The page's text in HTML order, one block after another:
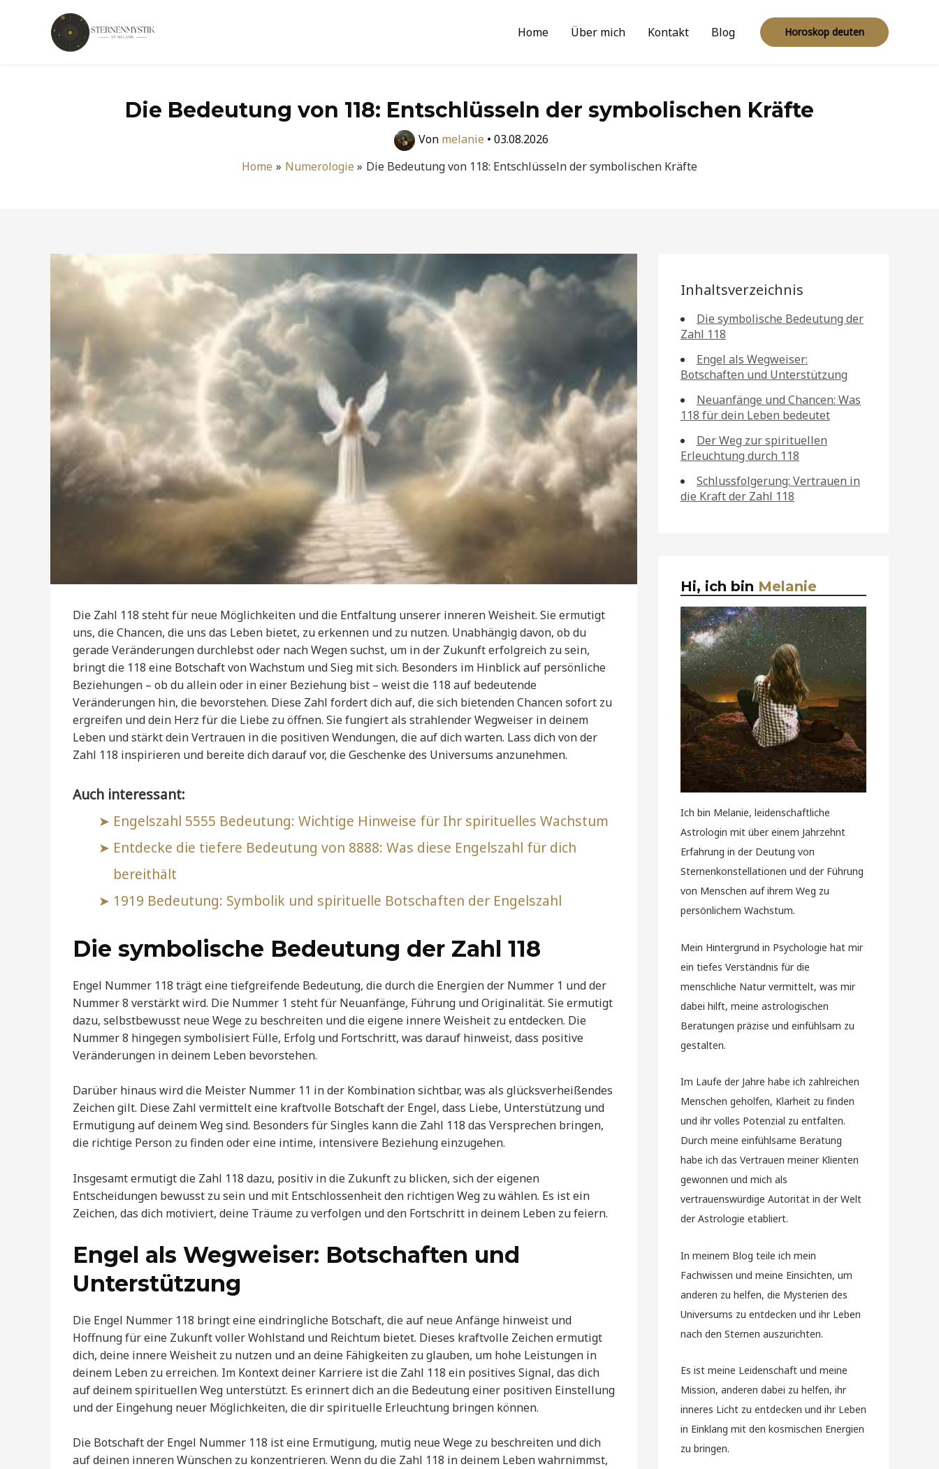
Home Über mich Kontakt Blog Horoskop deuten
Die Bedeutung von 118: Entschlüsseln der symbolischen Kräfte
Von melanie • 03.08.2026
Home
Numerologie Die Bedeutung von 118: Entschlüsseln der symbolischen Kräfte
Die Zahl 118 steht für neue Möglichkeiten und die Entfaltung unserer inneren Weisheit. Sie ermutigt
uns, die Chancen, die uns das Leben bietet, zu erkennen und zu nutzen. Unabhängig davon, ob du
gerade Veränderungen durchlebst oder nach Wegen suchst, um in der Zukunft erfolgreich zu sein,
bringt die 118 eine Botschaft von Wachstum und Sieg mit sich. Besonders im Hinblick auf persönliche
Beziehungen – ob du allein oder in einer Beziehung bist – weist die 118 auf bedeutende
Veränderungen hin, die bevorstehen. Diese Zahl fordert dich auf, die sich bietenden Chancen sofort zu
ergreifen und dein Herz für die Liebe zu öffnen. Sie fungiert als strahlender Wegweiser in deinem
Leben und stärkt dein Vertrauen in die positiven Wendungen, die auf dich warten. Lass dich von der
Zahl 118 inspirieren und bereite dich darauf vor, die Geschenke des Universums anzunehmen.
Auch interessant:
Engelszahl 5555 Bedeutung: Wichtige Hinweise für Ihr spirituelles Wachstum
Entdecke die tiefere Bedeutung von 8888: Was diese Engelszahl für dich
bereithält
1919 Bedeutung: Symbolik und spirituelle Botschaften der Engelszahl
Die symbolische Bedeutung der Zahl 118
Engel Nummer 118 trägt eine tiefgreifende Bedeutung, die durch die Energien der Nummer 1 und der
Nummer 8 verstärkt wird. Die Nummer 1 steht für Neuanfänge, Führung und Originalität. Sie ermutigt
dazu, selbstbewusst neue Wege zu beschreiten und die eigene innere Weisheit zu entdecken. Die
Nummer 8 hingegen symbolisiert Fülle, Erfolg und Fortschritt, was darauf hinweist, dass positive
Veränderungen in deinem Leben bevorstehen.
Darüber hinaus wird die Meister Nummer 11 in der Kombination sichtbar, was als glücksverheißendes
Zeichen gilt. Diese Zahl vermittelt eine kraftvolle Botschaft der Engel, dass Liebe, Unterstützung und
Ermutigung auf deinem Weg sind. Besonders für Singles kann die Zahl 118 das Versprechen bringen,
die richtige Person zu finden oder eine intime, intensivere Beziehung einzugehen.
Insgesamt ermutigt die Zahl 118 dazu, positiv in die Zukunft zu blicken, sich der eigenen
Entscheidungen bewusst zu sein und mit Entschlossenheit den richtigen Weg zu wählen. Es ist ein
Zeichen, das dich motiviert, deine Träume zu verfolgen und den Fortschritt in deinem Leben zu feiern.
Engel als Wegweiser: Botschaften und
Unterstützung
Die Engel Nummer 118 bringt eine eindringliche Botschaft, die auf neue Anfänge hinweist und
Hoffnung für eine Zukunft voller Wohlstand und Reichtum bietet. Dieses kraftvolle Zeichen ermutigt
dich, deine innere Weisheit zu nutzen und an deine Fähigkeiten zu glauben, um hohe Leistungen in
deinem Leben zu erreichen. Im Kontext deiner Karriere ist die Zahl 118 ein positives Signal, das dich
auf deinem spirituellen Weg unterstützt. Es erinnert dich an die Bedeutung einer positiven Einstellung
und der Eingehung neuer Möglichkeiten, die dir spirituelle Erleuchtung bringen können.
Die Botschaft der Engel Nummer 118 ist eine Ermutigung, mutig neue Wege zu beschreiten und dich
auf deinen inneren Wünschen zu konzentrieren. Wenn du die Zahl 118 in deinem Leben wahrnimmst,
Inhaltsverzeichnis
Die symbolische Bedeutung der
Zahl 118
Engel als Wegweiser:
Botschaften und Unterstützung
Neuanfänge und Chancen: Was
118 für dein Leben bedeutet
Der Weg zur spirituellen
Erleuchtung durch 118
Schlussfolgerung: Vertrauen in
die Kraft der Zahl 118
Hi, ich bin Melanie
Ich bin Melanie, leidenschaftliche
Astrologin mit über einem Jahrzehnt
Erfahrung in der Deutung von
Sternenkonstellationen und der Führung
von Menschen auf ihrem Weg zu
persönlichem Wachstum.
Mein Hintergrund in Psychologie hat mir
ein tiefes Verständnis für die
menschliche Natur vermittelt, was mir
dabei hilft, meine astrologischen
Beratungen präzise und einfühlsam zu
gestalten.
Im Laufe der Jahre habe ich zahlreichen
Menschen geholfen, Klarheit zu finden
und ihr volles Potenzial zu entfalten.
Durch meine einfühlsame Beratung
habe ich das Vertrauen meiner Klienten
gewonnen und mich als
vertrauenswürdige Autorität in der Welt
der Astrologie etabliert.
In meinem Blog teile ich mein
Fachwissen und meine Einsichten, um
anderen zu helfen, die Mysterien des
Universums zu entdecken und ihr Leben
nach den Sternen auszurichten.
Es ist meine Leidenschaft und meine
Mission, anderen dabei zu helfen, ihr
inneres Licht zu entdecken und ihr Leben
in Einklang mit den kosmischen Energien
zu bringen.